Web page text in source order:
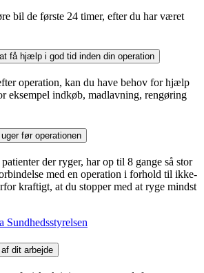
bil de første 24 timer, efter du har været
få hjælp i god tid inden din operation
operation, kan du have behov for hjælp
eksempel indkøb, madlavning, rengøring
før operationen
der ryger, har op til 8 gange så stor
med en operation i forhold til ikke-
kraftigt, at du stopper med at ryge mindst
dit arbejde